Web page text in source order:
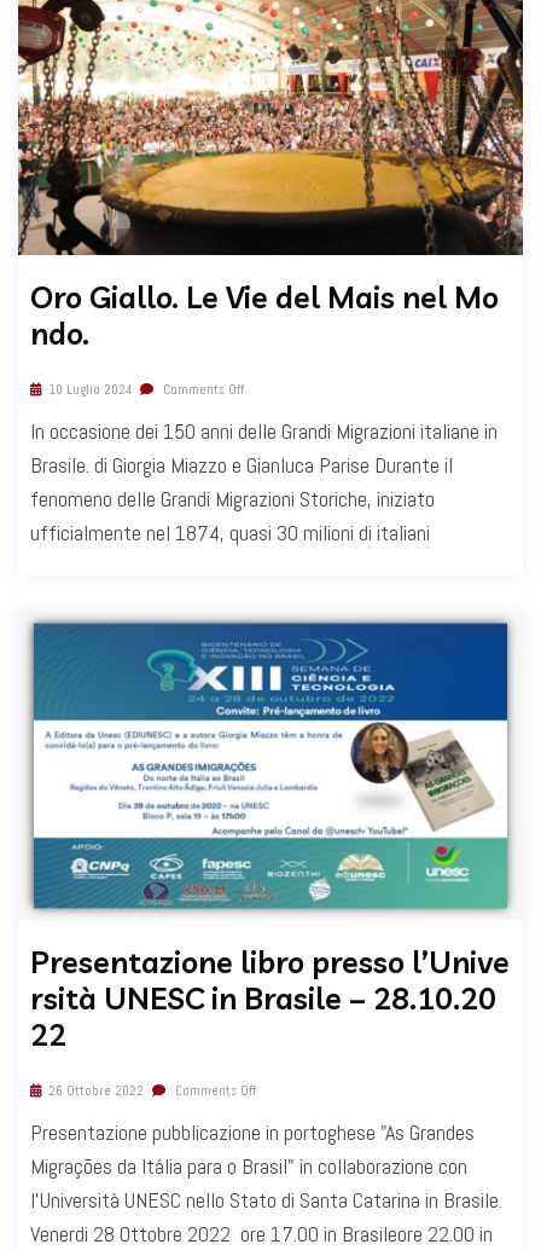
Oro Giallo. Le Vie del Mais nel Mo
ndo.
10 Luglio 2024 Comments Off
In occasione dei 150 anni delle Grandi Migrazioni italiane in
Brasile. di Giorgia Miazzo e Gianluca Parise Durante il
fenomeno delle Grandi Migrazioni Storiche, iniziato
ufficialmente nel 1874, quasi 30 milioni di italiani
Presentazione libro presso l’Unive
rsità UNESC in Brasile – 28.10.20
22
26 Ottobre 2022 Comments Off
Presentazione pubblicazione in portoghese "As Grandes
Migrações da Itália para o Brasil" in collaborazione con
l'Università UNESC nello Stato di Santa Catarina in Brasile.
Venerdi 28 Ottobre 2022 ore 17.00 in Brasileore 22.00 in